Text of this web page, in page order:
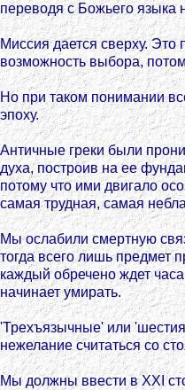
переводя с Божьего
Миссия дается сверху. Это
возможность выбора,
Но при таком понимании
эпоху.
Античные греки были
духа, построив на ее
потому что ими двигало
самая трудная, самая
Мы ослабили смертную
тогда всего лишь предмет
каждый обречено ждет
начинает умирать.
'Трехъязычные' или
нежелание считаться со
Мы должны ввести в XXI